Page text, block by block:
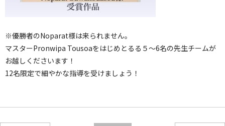
※優勝者のNoparat様は来られません。
マスターPronwipa Tousoaをはじめとるる５～6名の先生チームが
お越しくださいます！
12名限定で細やかな指導を受けましょう！